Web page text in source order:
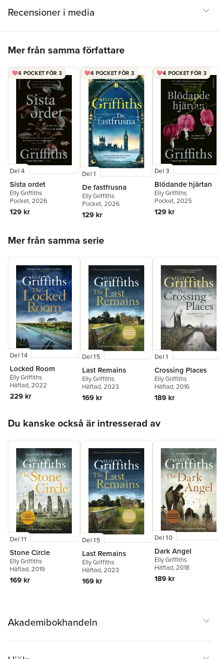
Recensioner i media
Mer från samma författare
4 POCKET FÖR 3
Del 4
Sista ordet
Elly Griffiths
Pocket, 2026
129 kr
4 POCKET FÖR 3
Del 1
De fastfrusna
Elly Griffiths
Pocket, 2026
129 kr
4 POCKET FÖR 3
Del 3
Blödande hjärtan
Elly Griffiths
Pocket, 2025
129 kr
Mer från samma serie
Del 14
Locked Room
Elly Griffiths
Häftad, 2022
229 kr
Del 15
Last Remains
Elly Griffiths
Häftad, 2023
169 kr
Del 1
Crossing Places
Elly Griffiths
Häftad, 2016
189 kr
Du kanske också är intresserad av
Del 11
Stone Circle
Elly Griffiths
Häftad, 2019
169 kr
Del 15
Last Remains
Elly Griffiths
Häftad, 2023
169 kr
Del 10
Dark Angel
Elly Griffiths
Häftad, 2018
189 kr
Akademibokhandeln